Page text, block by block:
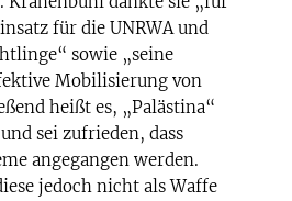
für die UNRWA und
sowie „seine
Mobilisierung von
heißt es, „Palästina“
sei zufrieden, dass
angegangen werden.
jedoch nicht als Waffe